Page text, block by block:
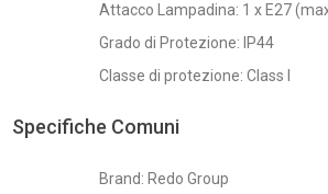
Attacco Lampadina: 1 x E27
Grado di Protezione: IP44
Classe di protezione: Class I
Specifiche Comuni
Brand: Redo Group